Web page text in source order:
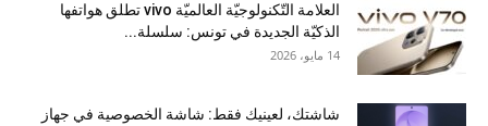
العلامة التّكنولوجيّة العالميّة vivo تطلق هواتفها
الذكيّة الجديدة في تونس: سلسلة...
14 مايو، 2026
شاشتك، لعينيك فقط: شاشة الخصوصية في جهاز